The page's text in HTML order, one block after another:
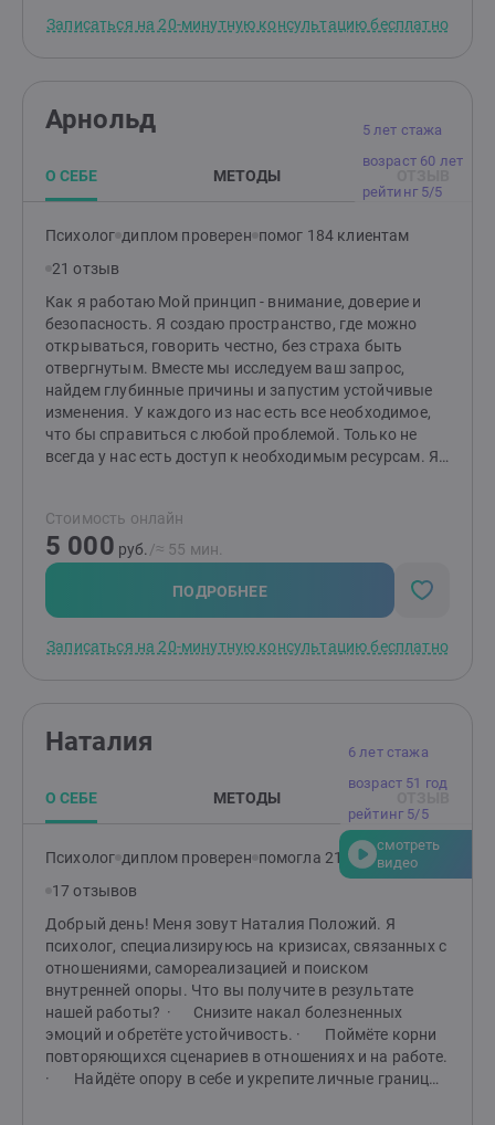
Записаться на 20-минутную консультацию бесплатно
5 лет стажа
возраст 60 лет
рейтинг 5/5
Арнольд
О СЕБЕ МЕТОДЫ
Психолог диплом проверен помог 184 клиентам
21 отзыв
Как я работаю Мой принцип - внимание, доверие и
безопасность. Я создаю пространство, где можно
открываться, говорить честно, без страха быть
отвергнутым. Вместе мы исследуем ваш запрос,
найдем глубинные причины и запустим устойчивые
изменения. У каждого из нас есть все необходимое,
что бы справиться с любой проблемой. Только не
всегда у нас есть доступ к необходимым ресурсам. Я
богатый жизненный путь. Я был инженером,
исследователем, предпринимателем, работал в науке,
преподавал в университете, руководил бизнесом. Я
женат более 35 лет, отец двух взрослых сыновей.
Знаю, как важно и непросто сохранить близость,
на бесплатную 20-минутную встречу - и, возможно,
Стоимость онлайн
5 000 руб. /≈ 55 мин.
ПОДРОБНЕЕ
Записаться на 20-минутную консультацию бесплатно
6 лет стажа
возраст 51 год
рейтинг 5/5
смотреть
видео
Наталия
О СЕБЕ МЕТОДЫ
Психолог диплом проверен помогла 215 клиентам
17 отзывов
Добрый день! Меня зовут Наталия Положий. Я
психолог, специализируюсь на кризисах, связанных с
отношениями, самореализацией и поиском
внутренней опоры. Что вы получите в результате
нашей работы? · Снизите накал болезненных
эмоций и обретёте устойчивость. · Поймёте корни
повторяющихся сценариев в отношениях и на работе.
· Найдёте опору в себе и укрепите личные границы.